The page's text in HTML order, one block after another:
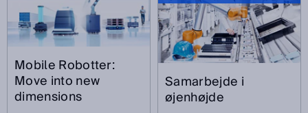
Mobile Robotter:
Move into new
dimensions
Samarbejde i
øjenhøjde